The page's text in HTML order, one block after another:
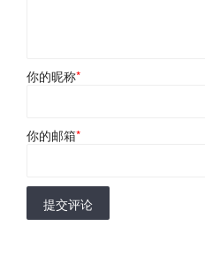
你的昵称*
你的邮箱*
提交评论